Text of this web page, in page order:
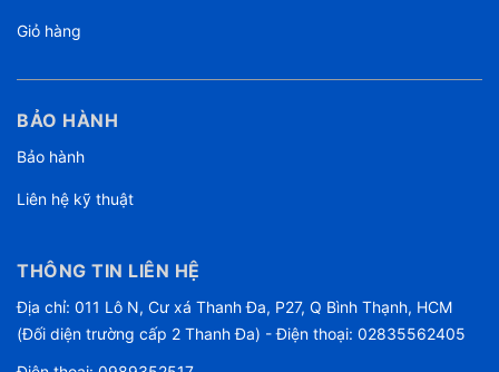
Giỏ hàng
BẢO HÀNH
Bảo hành
Liên hệ kỹ thuật
THÔNG TIN LIÊN HỆ
Địa chỉ: 011 Lô N, Cư xá Thanh Đa, P27, Q Bình Thạnh, HCM
(Đối diện trường cấp 2 Thanh Đa) - Điện thoại: 02835562405